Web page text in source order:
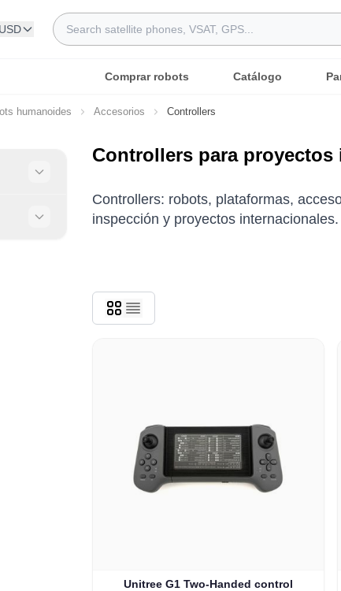
USD
Search
Comprar robots Catálogo
humanoides Accesorios Controllers
Controllers para
Controllers: robots, plataformas,
inspección y proyectos internacionales.
Unitree G1 Two-Handed control